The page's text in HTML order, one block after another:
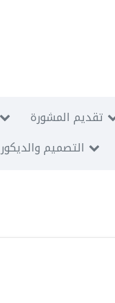
تقديم المشورة
التصميم والديكور